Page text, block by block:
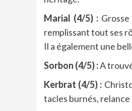
Marial (4/5) :
remplissant tout ses
Il a également une
Sorbon (4/5) :A
Kerbrat (4/5) :
tacles burnés, relance